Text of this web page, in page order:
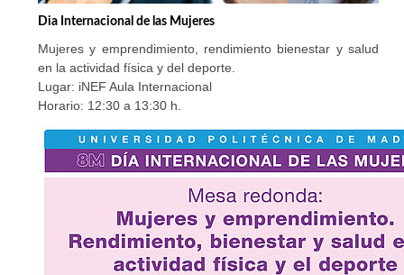
Dia Internacional de las Mujeres
Mujeres y emprendimiento, rendimiento bienestar y salud
en la actividad física y del deporte.
Lugar: iNEF Aula Internacional
Horario: 12:30 a 13:30 h.